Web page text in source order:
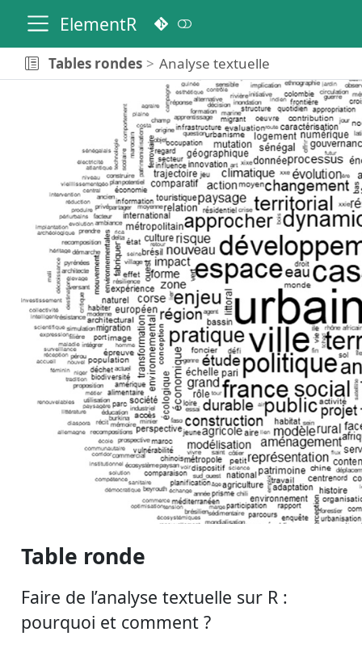
ElementR
Tables rondes Analyse textuelle
Table ronde
Faire de l’analyse textuelle sur R :
pourquoi et comment ?